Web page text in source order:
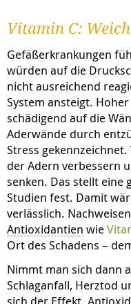
Vitamin C:
Gefäßerkrankungen
würden auf die
nicht ausreichend
System ansteigt.
schädigend auf die
Aderwände durch
Stress
der Adern verbessern
senken. Das stellt eine
Studien fest. Damit
verlässlich.
Antioxidantien wie
Ort des Schadens –
Nimmt man sich dann
Schlaganfall, Herztod
sich der Effekt.